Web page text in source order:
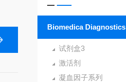
Biomedica Diagnostics
试剂盒3
激活剂
凝血因子系列